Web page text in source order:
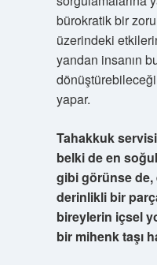
bürokratik bir
üzerindeki
yandan insanın
yapar.
Tahakkuk
belki de en
gibi görünse de,
derinlikli bir
bireylerin içsel
bir mihenk taşı